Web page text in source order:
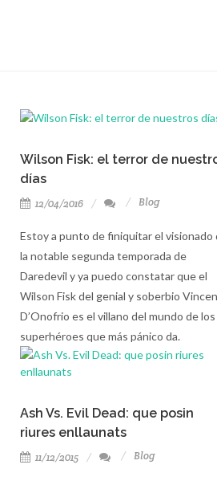
Wilson Fisk: el terror de
días
12/04/2016 Blog
Estoy a punto de finiquitar el visionado
la notable segunda temporada de
Daredevil y ya puedo constatar que el
Wilson Fisk del genial y soberbio
D’Onofrio es el villano del mundo de los
superhéroes que más pánico da.
Ash Vs. Evil Dead: que posin
riures enllaunats
11/12/2015 Blog